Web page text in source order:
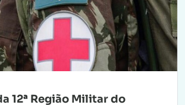
12ª Região Militar do